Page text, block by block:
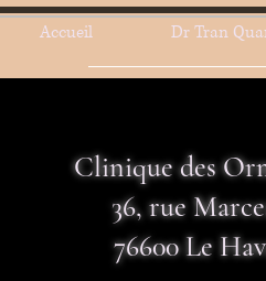
Accueil Dr Tran
Clinique des
36, rue
76600 Le